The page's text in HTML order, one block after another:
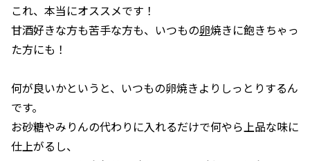
これ、本当にオススメです！
甘酒好きな方も苦手な方も、いつもの卵焼きに飽きちゃっ
た方にも！
何が良いかというと、いつもの卵焼きよりしっとりするん
です。
お砂糖やみりんの代わりに入れるだけで何やら上品な味に
仕上がるし、